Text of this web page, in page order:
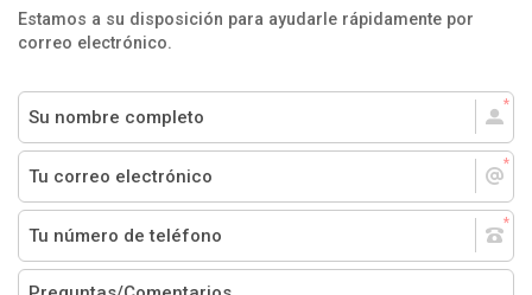
Estamos a su disposición para ayudarle rápidamente por
correo electrónico.